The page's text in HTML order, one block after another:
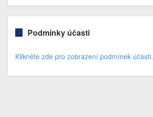
Podmínky účasti
Klikněte zde pro zobrazení podmínek účasti.